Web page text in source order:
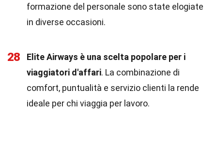
formazione del personale sono state elogiate
in diverse occasioni.
28
Elite Airways è una scelta popolare per i
viaggiatori d'affari. La combinazione di
comfort, puntualità e servizio clienti la rende
ideale per chi viaggia per lavoro.